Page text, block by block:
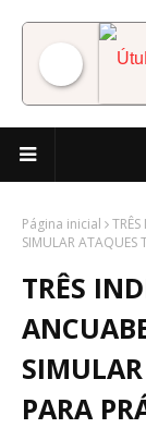
Página inicial
SIMULAR ATAQUES
TRÊS
PARA